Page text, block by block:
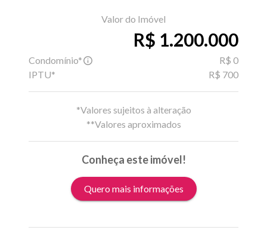
Valor do Imóvel
R$ 1.200.000
Condomínio*
R$ 0
IPTU*
R$ 700
*Valores sujeitos à alteração
**Valores aproximados
Conheça este imóvel!
Quero mais informações